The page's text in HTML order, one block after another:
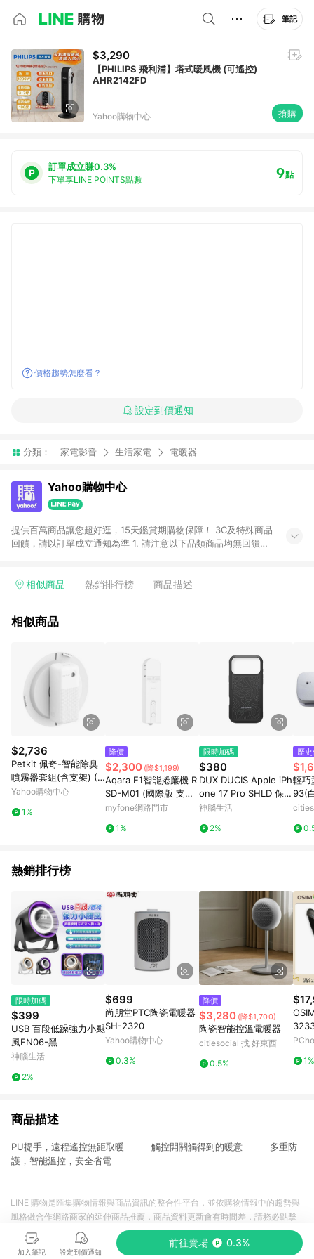
筆記
$3,290
【PHILIPS 飛利浦】塔式暖風機 (可遙控)
AHR2142FD
Yahoo購物中心 搶購
訂單成立賺0.3%
下單享LINE POINTS點數 9點
價格趨勢怎麼看？
設定到價通知
分類： 家電影音 生活家電 電暖器
Yahoo購物中心
提供百萬商品讓您超好逛，15天鑑賞期購物保障！ 3C及特殊商品
回饋，請以訂單成立通知為準 1. 請注意以下品類商品均無回饋：
電玩/遊戲/相機/單眼/鏡頭/拍立得 [2024/6/1起適用] -內接硬
的購回饋活動享Yahoo超贈點回饋者 - 購物中心商店之商品：商
價券等虛擬貨幣折抵 4. 大宗採購或批發轉賣不具回饋資格： 如
有相關事證認定您為大宗採購、批發轉賣而非最終消費使用者，
相關認定以Yahoo購物中心之認定為準
相似商品 熱銷排行榜 商品描述
相似商品
$2,736
Petkit 佩奇-智能除臭
噴霧器套組(含支架) (P
K3160235)台灣公司貨
Yahoo購物中心
1%
降價
$2,300 (降$1,199)
Aqara E1智能捲簾機 R
SD-M01 (國際版 支援
HomeKit/Google) 智
myfone網路門市
1%
限時加碼
$380
DUX DUCIS Apple iPh
one 17 Pro SHLD 保護
殼(等高線)
神腦生活
2%
歷
輕巧
93(
熱銷排行榜
限時加碼
$399
USB 百段低躁強力小颶
風FN06-黑
神腦生活
2%
$699
尚朋堂PTC陶瓷電暖器
SH-2320
Yahoo購物中心
0.3%
降價
$3,280 (降$1,700)
陶瓷智能控溫電暖器
citiesocial 找 好東西
0.5%
1%
商品描述
PU提手，遠程遙控無距取暖 觸控開關觸得到的暖意 多重防
護，智能溫控，安全省電
加入筆記 設定到價通知
前往賣場 0.3%
LINE 購物是匯集購物情報與商品資訊的整合性平台，並依購物情報中的趨勢與
風格做合作網路商家的延伸商品推薦，商品資料更新會有時間差，請務必點擊
商品至各合作網路商家，確認現售價與購物條件，一切資訊以合作廠商網頁為
準。